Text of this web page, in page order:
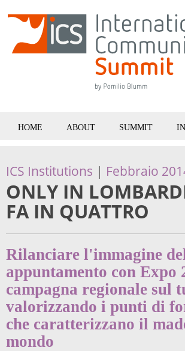
HOME ABOUT SUMMIT
ICS Institutions | Febbraio
ONLY IN
FA IN QUATTRO
Rilanciare l'immagine
appuntamento con Expo
campagna regionale sul
valorizzando i punti di
che caratterizzano il
mondo